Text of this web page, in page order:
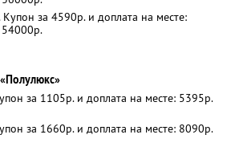
за 4590р. и доплата на месте:
за 1105р. и доплата на месте: 5395р.
за 1660р. и доплата на месте: 8090р.